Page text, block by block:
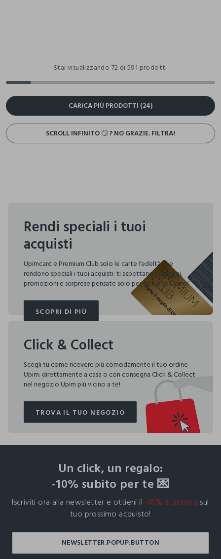
Stai visualizzando 72 di 591 prodotti
CARICA PIÙ PRODOTTI (24)
SCROLL INFINITO 🙄 ? NO GRAZIE. FILTRA!
Rendi speciali i tuoi
acquisti
Upimcard e Premium Club solo le carte fedeltà che
rendono speciali i tuoi acquisti: ti aspettano vantaggi,
promozioni e sorprese pensate solo per te tutto l'anno!
SCOPRI DI PIÙ
SCOPRI DI PIÙ
Click & Collect
Scegli tu come ricevere più comodamente il tuo ordine
Upim: direttamente a casa o con consegna Click & Collect
nel negozio Upim più vicino a te!
TROVA IL TUO NEGOZIO
TROVA IL TUO NEGOZIO
Un click, un regalo:
-10% subito per te 💌
Iscriviti ora alla newsletter e ottieni il -10% di sconto sul
tuo prossimo acquisto!